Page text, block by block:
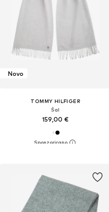
Novo
TOMMY HILFIGER
Šal
159,00 €